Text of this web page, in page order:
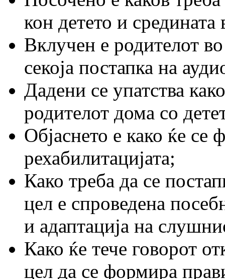
кон детето и средината
Вклучен е родителот
секоја постапка на
Дадени се упатства
родителот дома со
Објаснето е како ќе се
рехабилитацијата;
Како треба да се
цел е спроведена
и адаптација на
Како ќе тече говорот
цел да се формира